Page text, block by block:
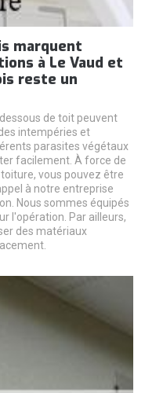
marquent
à Le Vaud et
reste un
de toit peuvent
intempéries et
parasites végétaux
facilement. À force de
vous pouvez être
à notre entreprise
Nous sommes équipés
l'opération. Par ailleurs,
des matériaux